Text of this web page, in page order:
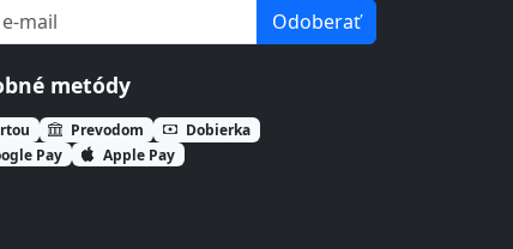
Odoberať
metódy
Prevodom
Dobierka
Pay
Apple Pay